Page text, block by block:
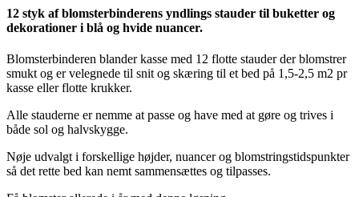
12 styk af blomsterbinderens yndlings stauder til buketter og
dekorationer i blå og hvide nuancer.
Blomsterbinderen blander kasse med 12 flotte stauder der blomstrer
smukt og er velegnede til snit og skæring til et bed på 1,5-2,5 m2 pr
kasse eller flotte krukker.
Alle stauderne er nemme at passe og have med at gøre og trives i
både sol og halvskygge.
Nøje udvalgt i forskellige højder, nuancer og blomstringstidspunkter
så det rette bed kan nemt sammensættes og tilpasses.